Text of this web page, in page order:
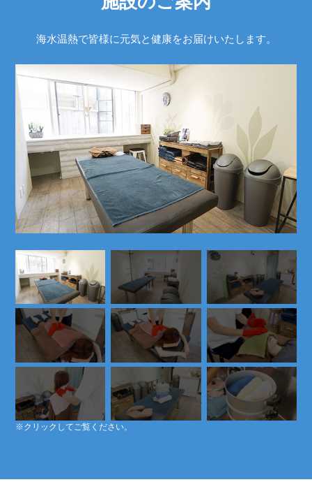
海水温熱で皆様に元気と健康をお届けいたします。
※クリックしてご覧ください。